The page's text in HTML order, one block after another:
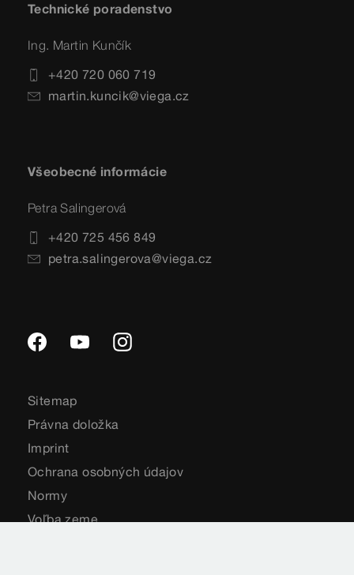
Technické poradenstvo
Ing. Martin Kunčík
+420 720 060 719
martin.kuncik@viega.cz
Všeobecné informácie
Petra Salingerová
+420 725 456 849
petra.salingerova@viega.cz
Sitemap
Právna doložka
Imprint
Ochrana osobných údajov
Normy
Voľba zeme